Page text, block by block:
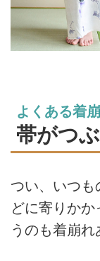
よくある着
帯がつ
つい、いつも
どに寄りかか
うのも着崩れ